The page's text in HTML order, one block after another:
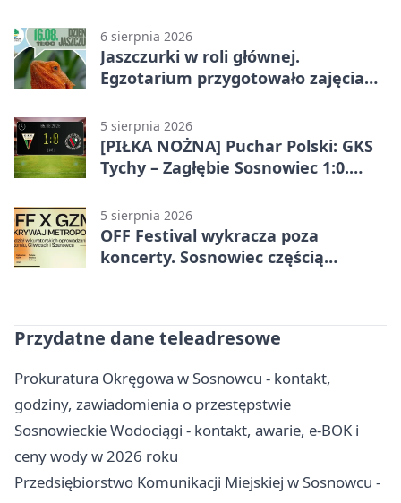
6 sierpnia 2026
Jaszczurki w roli głównej.
Egzotarium przygotowało zajęcia
5 sierpnia 2026
[PIŁKA NOŻNA] Puchar Polski: GKS
Tychy – Zagłębie Sosnowiec 1:0.
przed przerwą
5 sierpnia 2026
OFF Festival wykracza poza
koncerty. Sosnowiec częścią
Przydatne dane teleadresowe
Prokuratura Okręgowa w Sosnowcu - kontakt,
godziny, zawiadomienia o przestępstwie
Sosnowieckie Wodociągi - kontakt, awarie, e-BOK i
ceny wody w 2026 roku
Przedsiębiorstwo Komunikacji Miejskiej w Sosnowcu -